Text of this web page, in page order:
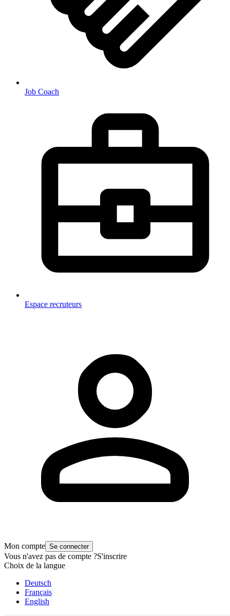
Job Coach
Espace recruteurs
Mon compte Se connecter
Vous n'avez pas de compte ?S'inscrire
Choix de la langue
Deutsch
Français
English